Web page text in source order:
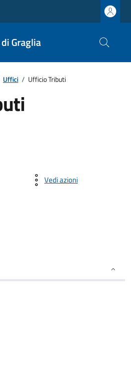
Graglia
Uffici / Ufficio Tributi
Vedi azioni